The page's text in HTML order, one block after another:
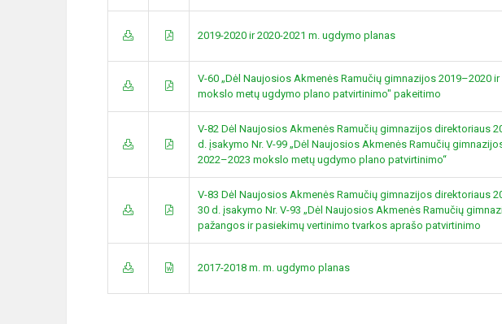
2019-2020 ir 2020-2021 m. ugdymo planas
V-60 „Dėl Naujosios Akmenės Ramučių gimnazijos 2019–2020 ir
mokslo metų ugdymo plano patvirtinimo" pakeitimo
V-82 Dėl Naujosios Akmenės Ramučių gimnazijos direktoriaus
d. įsakymo Nr. V-99 „Dėl Naujosios Akmenės Ramučių
2022–2023 mokslo metų ugdymo plano patvirtinimo“
V-83 Dėl Naujosios Akmenės Ramučių gimnazijos direktoriaus
30 d. įsakymo Nr. V-93 „Dėl Naujosios Akmenės Ramučių
pažangos ir pasiekimų vertinimo tvarkos aprašo patvirtinimo
2017-2018 m. m. ugdymo planas